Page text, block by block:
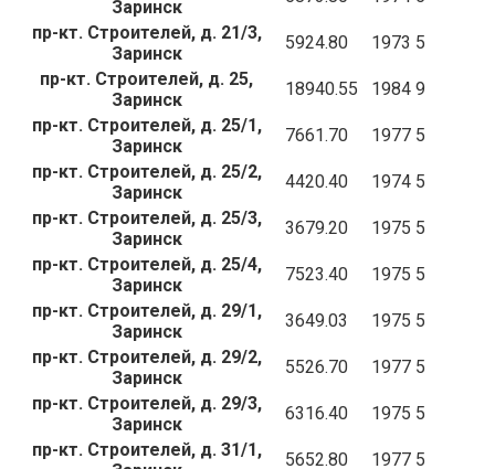
Заринск
пр-кт. Строителей, д. 21/3,
Заринск
5924.80 1973 5
пр-кт. Строителей, д. 25,
Заринск
18940.55 1984 9
пр-кт. Строителей, д. 25/1,
Заринск
7661.70 1977 5
пр-кт. Строителей, д. 25/2,
Заринск
4420.40 1974 5
пр-кт. Строителей, д. 25/3,
Заринск
3679.20 1975 5
пр-кт. Строителей, д. 25/4,
Заринск
7523.40 1975 5
пр-кт. Строителей, д. 29/1,
Заринск
3649.03 1975 5
пр-кт. Строителей, д. 29/2,
Заринск
5526.70 1977 5
пр-кт. Строителей, д. 29/3,
Заринск
6316.40 1975 5
пр-кт. Строителей, д. 31/1,
5652.80 1977 5